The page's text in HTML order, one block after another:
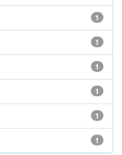
1
1
1
1
1
1